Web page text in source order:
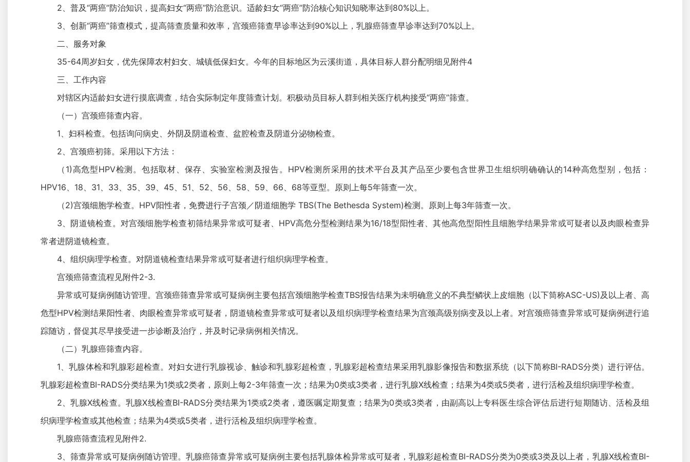
2、普及“两癌”防治知识，提高妇女“两癌”防治意识。适龄妇女“两癌”防治核心知识知晓率达到80%以上。
3、创新“两癌”筛查模式，提高筛查质量和效率，宫颈癌筛查早诊率达到90%以上，乳腺癌筛查早诊率达到70%以上。
二、服务对象
35-64周岁妇女，优先保障农村妇女、城镇低保妇女。今年的目标地区为云溪街道，具体目标人群分配明细见附件4
三、工作内容
对辖区内适龄妇女进行摸底调查，结合实际制定年度筛查计划。积极动员目标人群到相关医疗机构接受“两癌”筛查。
（一）宫颈癌筛查内容。
1、妇科检查。包括询问病史、外阴及阴道检查、盆腔检查及阴道分泌物检查。
2、宫颈癌初筛。采用以下方法：
（1)高危型HPV检测。包括取材、保存、实验室检测及报告。HPV检测所采用的技术平台及其产品至少要包含世界卫生组织明确确认的14种高危型别，包括：
HPV16、18、31、33、35、39、45、51、52、56、58、59、66、68等亚型。原则上每5年筛查一次。
（2)宫颈细胞学检查。HPV阳性者，免费进行子宫颈／阴道细胞学 TBS(The Bethesda System)检测。原则上每3年筛查一次。
3、阴道镜检查。对宫颈细胞学检查初筛结果异常或可疑者、HPV高危分型检测结果为16/18型阳性者、其他高危型阳性且细胞学结果异常或可疑者以及肉眼检查异
常者进阴道镜检查。
4、组织病理学检查。对阴道镜检查结果异常或可疑者进行组织病理学检查。
宫颈癌筛查流程见附件2-3.
异常或可疑病例随访管理。宫颈癌筛查异常或可疑病例主要包括宫颈细胞学检查TBS报告结果为未明确意义的不典型鳞状上皮细胞（以下筒称ASC-US)及以上者、高
危型HPV检测结果阳性者、肉眼检查异常或可疑者，阴道镜检查异常或可疑者以及组织病理学检查结果为宫颈高级别病变及以上者。对宫颈癌筛查异常或可疑病例进行追
踪随访，督促其尽早接受进一步诊断及治疗，并及时记录病例相关情况。
（二）乳腺癌筛查内容。
1、乳腺体检和乳腺彩超检查。对妇女进行乳腺视诊、触诊和乳腺彩超检查，乳腺彩超检查结果采用乳腺影像报告和数据系统（以下简称BI-RADS分类）进行评估。
乳腺彩超检查BI-RADS分类结果为1类或2类者，原则上每2-3年筛查一次；结果为0类或3类者，进行乳腺X线检查；结果为4类或5类者，进行活检及组织病理学检查。
2、乳腺X线检查。乳腺X线检查BI-RADS分类结果为1类或2类者，遵医嘱定期复查；结果为0类或3类者，由副高以上专科医生综合评估后进行短期随访、活检及组
织病理学检查或其他检查；结果为4类或5类者，进行活检及组织病理学检查。
乳腺癌筛查流程见附件2.
3、筛查异常或可疑病例随访管理。乳腺癌筛查异常或可疑病例主要包括乳腺体检异常或可疑者，乳腺彩超检查BI-RADS分类为0类或3类及以上者，乳腺X线检查BI-